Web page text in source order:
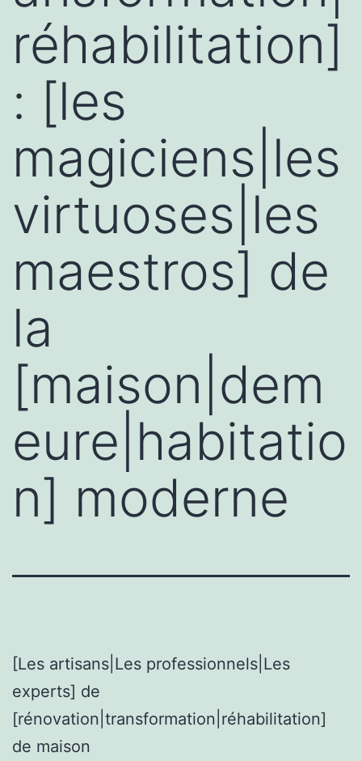
réhabilitation]
: [les
magiciens|les
virtuoses|les
maestros] de
la
[maison|dem
eure|habitatio
n] moderne
[Les artisans|Les professionnels|Les
experts] de
[rénovation|transformation|réhabilitation]
de maison